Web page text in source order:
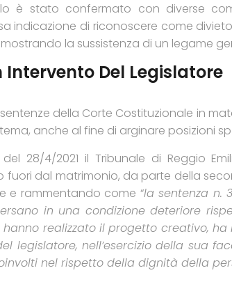
è stato confermato con diverse
indicazione di riconoscere come
la sussistenza di un legame
Intervento Del Legislatore
della Corte Costituzionale in
anche al fine di arginare posizioni
28/4/2021 il Tribunale di Reggio
fuori dal matrimonio, da parte della
e rammentando come “la sentenza n.
in una condizione deteriore
hanno realizzato il progetto creativo,
legislatore, nell’esercizio della sua
nel rispetto della dignità della